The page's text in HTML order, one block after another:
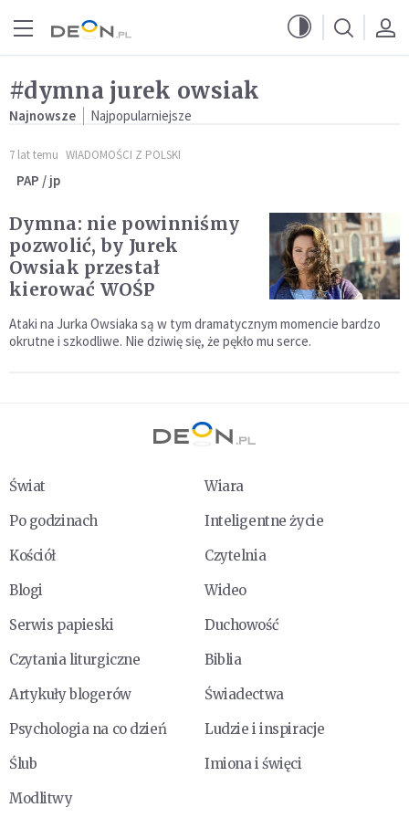
#dymna jurek owsiak
Najnowsze Najpopularniejsze
7 lat temu WIADOMOŚCI Z POLSKI
PAP / jp
Dymna: nie powinniśmy
pozwolić, by Jurek
Owsiak przestał
kierować WOŚP
Ataki na Jurka Owsiaka są w tym dramatycznym momencie bardzo
okrutne i szkodliwe. Nie dziwię się, że pękło mu serce.
Świat
Wiara
Po godzinach
Inteligentne życie
Kościół
Czytelnia
Blogi
Wideo
Serwis papieski
Duchowość
Czytania liturgiczne
Biblia
Artykuły blogerów
Świadectwa
Psychologia na co dzień
Ludzie i inspiracje
Ślub
Imiona i święci
Modlitwy